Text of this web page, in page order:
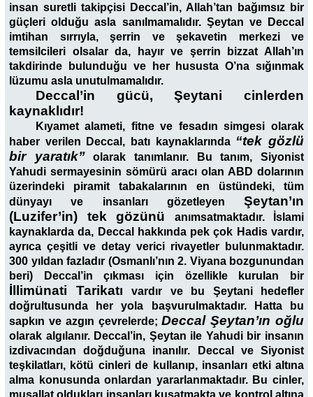
insan suretli takipçisi Deccal’in, Allah’tan bağımsız bir
güçleri olduğu asla sanılmamalıdır. Şeytan ve Deccal
imtihan sırrıyla, şerrin ve şekavetin merkezi ve
temsilcileri olsalar da, hayır ve şerrin bizzat Allah’ın
takdirinde bulunduğu ve her hususta O’na sığınmak
lüzumu asla unutulmamalıdır.
Deccal’in gücü, Şeytani cinlerden
kaynaklıdır!
Kıyamet alameti, fitne ve fesadın simgesi olarak
haber verilen Deccal, batı kaynaklarında “tek gözlü
bir yaratık”olarak tanımlanır. Bu tanım, Siyonist
Yahudi sermayesinin sömürü aracı olan ABD dolarının
üzerindeki piramit tabakalarının en üstündeki, tüm
dünyayı ve insanları gözetleyen Şeytan’ın
(Luzifer’in) tek gözünü
anımsatmaktadır. İslami
kaynaklarda da, Deccal hakkında pek çok Hadis vardır,
ayrıca çeşitli ve detay verici rivayetler bulunmaktadır.
300 yıldan fazladır (Osmanlı’nın 2. Viyana bozgunundan
beri) Deccal’in çıkması için özellikle kurulan bir
İllimünati Tarikatı
vardır ve bu Şeytani hedefler
doğrultusunda her yola başvurulmaktadır. Hatta bu
sapkın ve azgın çevrelerde;Deccal Şeytan’ın oğlu
olarak algılanır. Deccal’in, Şeytan ile Yahudi bir insanın
izdivacından doğduğuna inanılır. Deccal ve Siyonist
teşkilatları, kötü cinleri de kullanıp, insanları etki altına
alma konusunda onlardan yararlanmaktadır. Bu cinler,
musallat oldukları insanları kuşatmakta ve kontrol altına